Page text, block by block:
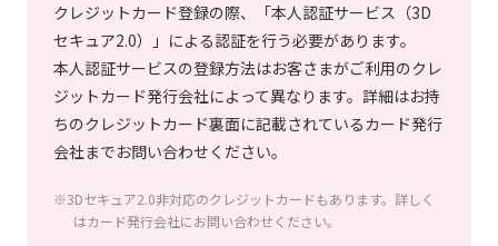
クレジットカード登録の際、「本人認証サービス（3D
セキュア2.0）」による認証を行う必要があります。
本人認証サービスの登録方法はお客さまがご利用のクレ
ジットカード発行会社によって異なります。詳細はお持
ちのクレジットカード裏面に記載されているカード発行
会社までお問い合わせください。
※3Dセキュア2.0非対応のクレジットカードもあります。詳しく
はカード発行会社にお問い合わせください。